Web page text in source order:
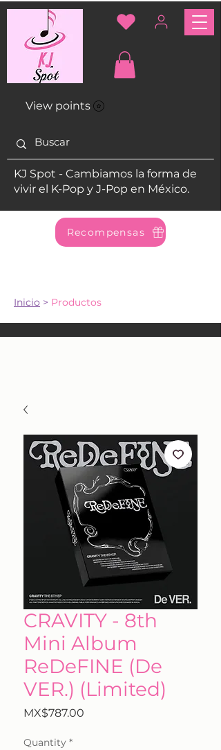
View points
KJ Spot - Cambiamos la forma de
vivir el K-Pop y J-Pop en México.
Recompensas
Inicio > Productos
CRAVITY - 8th
Mini Album
ReDeFINE (De
VER.) (Limited)
MX$787.00
Quantity *